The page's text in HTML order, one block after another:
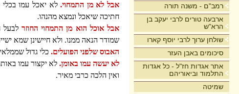
רמב"ם - משנה תורה
ארבעה טורים לרבי יעקב בן
הרא"ש
שולחן ערוך לרבי יוסף קארו
סיכומים באבן העזר
אתר אגדות חז"ל - כל אגדות
התלמוד וביאוריהם
שמיטה
אבל לא מן התמחוי.לא יאכל עמו בכלי
חתיכה שיאכל ונמצא מהנהו.
אבל אוכל הוא מן התמחוי החוזרלבעל
שמודר הנאה ממנו. ולא חיישינן שמא
האבוס שלפני הפועלים. כלי גדול
לא יעשה עמו באומן. לא יקצור עמו
ואין הלכה כרבי מאיר.